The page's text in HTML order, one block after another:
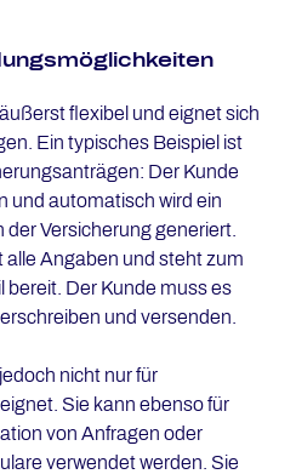
flexibel und eignet sich
Ein typisches Beispiel ist
Der Kunde
und automatisch wird ein
Versicherung generiert.
Angaben und steht zum
bereit. Der Kunde muss es
und versenden.
nicht nur für
Sie kann ebenso für
von Anfragen oder
verwendet werden. Sie